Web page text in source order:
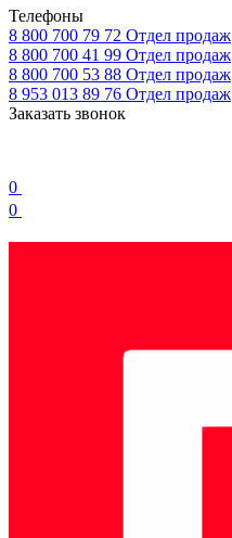
Телефоны
8 800 700 79 72 Отдел продаж
8 800 700 41 99 Отдел продаж
8 800 700 53 88 Отдел продаж
8 953 013 89 76 Отдел продаж
Заказать звонок
0
0